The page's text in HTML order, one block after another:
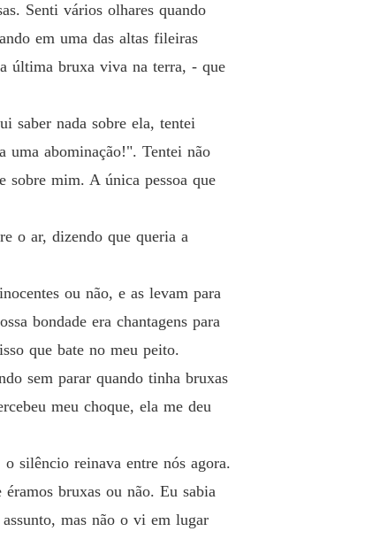
Senti vários olhares quando
em uma das altas fileiras
última bruxa viva na terra, - que
saber nada sobre ela, tentei
uma abominação!". Tentei não
sobre mim. A única pessoa que
o ar, dizendo que queria a
ou não, e as levam para
bondade era chantagens para
que bate no meu peito.
sem parar quando tinha bruxas
meu choque, ela me deu
silêncio reinava entre nós agora.
bruxas ou não. Eu sabia
mas não o vi em lugar